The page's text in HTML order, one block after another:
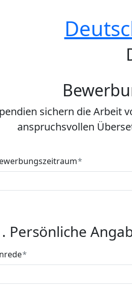
sichern die Arbeit
anspruchsvollen
Persönliche